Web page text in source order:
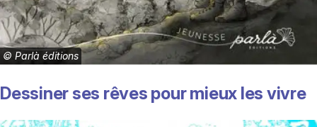
© Parlà éditions
Dessiner ses rêves pour mieux les vivre